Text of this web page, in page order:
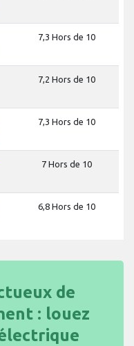
7,3 Hors de 10
7,2 Hors de 10
7,3 Hors de 10
7 Hors de 10
6,8 Hors de 10
de
: louez